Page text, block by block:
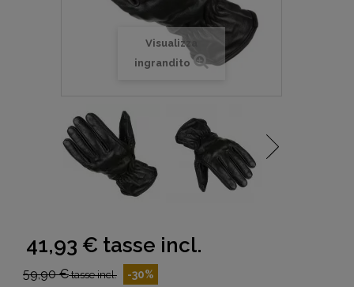
Visualizza
ingrandito
41,93 € tasse incl.
59,90 €tasse incl. -30%